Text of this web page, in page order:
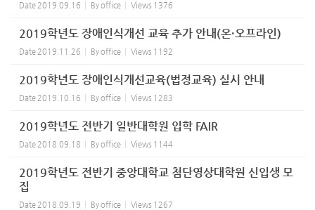
Date 2019.09.16 Byoffice Views 1376
2019학년도 장애인식개선 교육 추가 안내(온·오프라인)
Date 2019.11.26 Byoffice Views 1192
2019학년도 장애인식개선교육(법정교육) 실시 안내
Date 2019.10.16 Byoffice Views 1283
2019학년도 전반기 일반대학원 입학 FAIR
Date 2018.09.18 Byoffice Views 1144
2019학년도 전반기 중앙대학교 첨단영상대학원 신입생 모
집
Date 2018.09.19 Byoffice Views 1267